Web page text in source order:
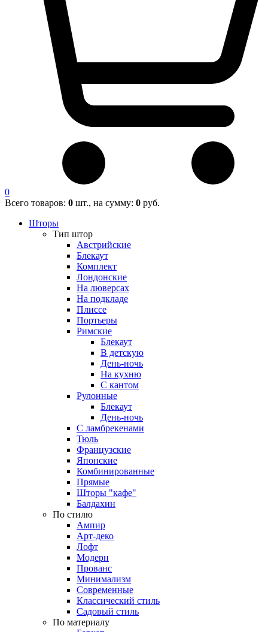
0
Всего товаров: 0 шт., на сумму: 0 руб.
Шторы
Тип штор
Австрийские
Блекаут
Комплект
Лондонские
На люверсах
На подкладе
Плиссе
Портьеры
Римские
Блекаут
В детскую
День-ночь
На кухню
С кантом
Рулонные
Блекаут
День-ночь
С ламбрекенами
Тюль
Французские
Японские
Комбинированные
Прямые
Шторы "кафе"
Балдахин
По стилю
Ампир
Арт-деко
Лофт
Модерн
Прованс
Минимализм
Современные
Классический стиль
Садовый стиль
По материалу